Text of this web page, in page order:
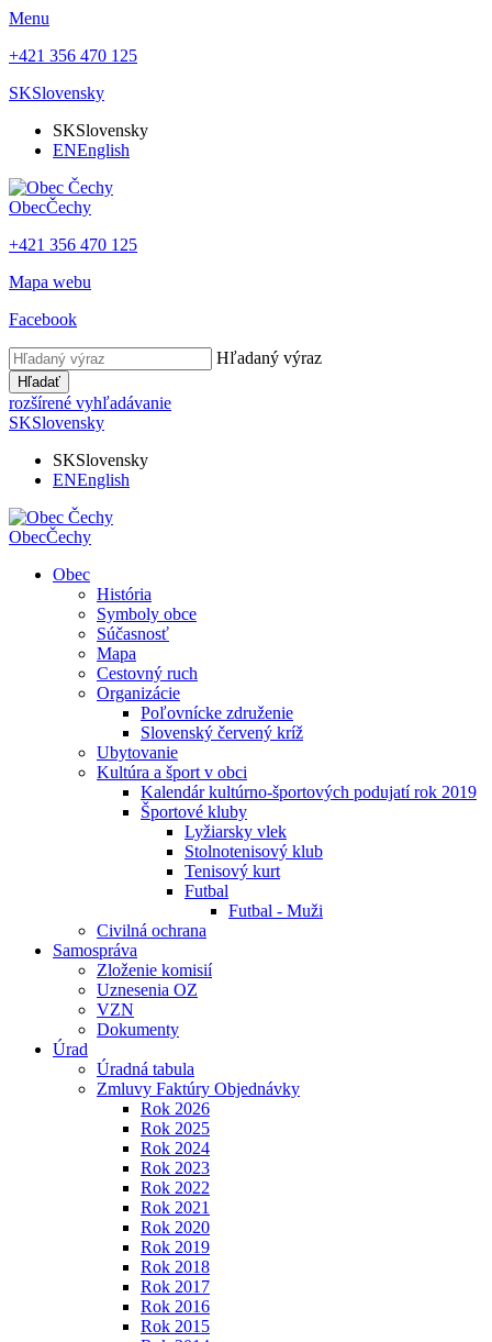
Menu
+421 356 470 125
SKSlovensky
SKSlovensky
ENEnglish
ObecČechy
+421 356 470 125
Mapa webu
Facebook
Hľadaný výraz
Hľadať
rozšírené vyhľadávanie
SKSlovensky
SKSlovensky
ENEnglish
ObecČechy
Obec
História
Symboly obce
Súčasnosť
Mapa
Cestovný ruch
Organizácie
Poľovnícke združenie
Slovenský červený kríž
Ubytovanie
Kultúra a šport v obci
Kalendár kultúrno-športových podujatí rok 2019
Športové kluby
Lyžiarsky vlek
Stolnotenisový klub
Tenisový kurt
Futbal
Futbal - Muži
Civilná ochrana
Samospráva
Zloženie komisií
Uznesenia OZ
VZN
Dokumenty
Úrad
Úradná tabula
Zmluvy Faktúry Objednávky
Rok 2026
Rok 2025
Rok 2024
Rok 2023
Rok 2022
Rok 2021
Rok 2020
Rok 2019
Rok 2018
Rok 2017
Rok 2016
Rok 2015